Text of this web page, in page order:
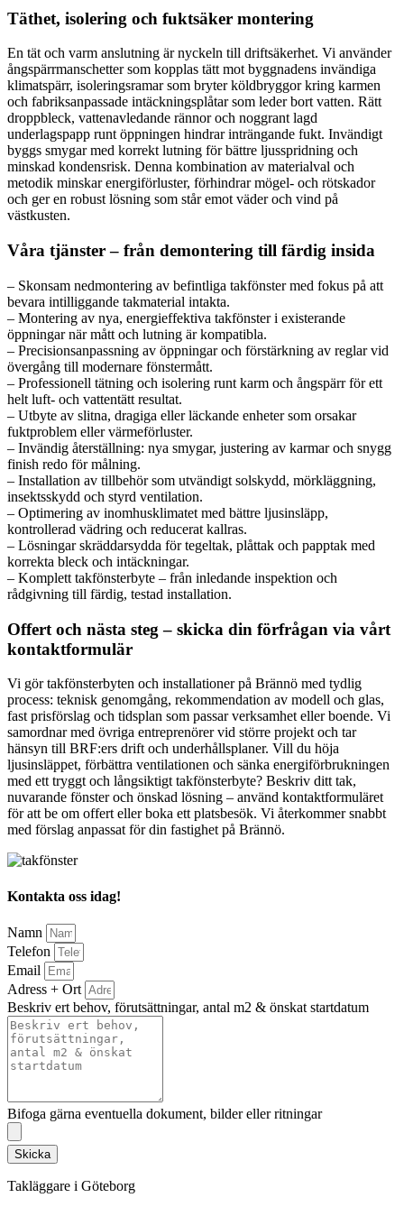
Täthet, isolering och fuktsäker montering
En tät och varm anslutning är nyckeln till driftsäkerhet. Vi använder
ångspärrmanschetter som kopplas tätt mot byggnadens invändiga
klimatspärr, isoleringsramar som bryter köldbryggor kring karmen
och fabriksanpassade intäckningsplåtar som leder bort vatten. Rätt
droppbleck, vattenavledande rännor och noggrant lagd
underlagspapp runt öppningen hindrar inträngande fukt. Invändigt
byggs smygar med korrekt lutning för bättre ljusspridning och
minskad kondensrisk. Denna kombination av materialval och
metodik minskar energiförluster, förhindrar mögel- och rötskador
och ger en robust lösning som står emot väder och vind på
västkusten.
Våra tjänster – från demontering till färdig insida
– Skonsam nedmontering av befintliga takfönster med fokus på att
bevara intilliggande takmaterial intakta.
– Montering av nya, energieffektiva takfönster i existerande
öppningar när mått och lutning är kompatibla.
– Precisionsanpassning av öppningar och förstärkning av reglar vid
övergång till modernare fönstermått.
– Professionell tätning och isolering runt karm och ångspärr för ett
helt luft- och vattentätt resultat.
– Utbyte av slitna, dragiga eller läckande enheter som orsakar
fuktproblem eller värmeförluster.
– Invändig återställning: nya smygar, justering av karmar och snygg
finish redo för målning.
– Installation av tillbehör som utvändigt solskydd, mörkläggning,
insektsskydd och styrd ventilation.
– Optimering av inomhusklimatet med bättre ljusinsläpp,
kontrollerad vädring och reducerat kallras.
– Lösningar skräddarsydda för tegeltak, plåttak och papptak med
korrekta bleck och intäckningar.
– Komplett takfönsterbyte – från inledande inspektion och
rådgivning till färdig, testad installation.
Offert och nästa steg – skicka din förfrågan via vårt
kontaktformulär
Vi gör takfönsterbyten och installationer på Brännö med tydlig
process: teknisk genomgång, rekommendation av modell och glas,
fast prisförslag och tidsplan som passar verksamhet eller boende. Vi
samordnar med övriga entreprenörer vid större projekt och tar
hänsyn till BRF:ers drift och underhållsplaner. Vill du höja
ljusinsläppet, förbättra ventilationen och sänka energiförbrukningen
med ett tryggt och långsiktigt takfönsterbyte? Beskriv ditt tak,
nuvarande fönster och önskad lösning – använd kontaktformuläret
för att be om offert eller boka ett platsbesök. Vi återkommer snabbt
med förslag anpassat för din fastighet på Brännö.
Kontakta oss idag!
Namn
Telefon
Email
Adress + Ort
Beskriv ert behov, förutsättningar, antal m2 & önskat startdatum
Bifoga gärna eventuella dokument, bilder eller ritningar
Skicka
Takläggare i Göteborg